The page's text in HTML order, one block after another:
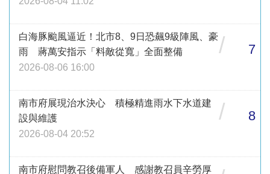
白海豚颱風逼近！北市8、9日恐飆9級陣風、豪
雨 蔣萬安指示「料敵從寬」全面整備
2026-08-06 16:00
/ 7
南市府展現治水決心 積極精進雨水下水道建
設與維護
2026-08-04 20:52
/ 8
南市府慰問教召後備軍人 感謝教召員辛勞厚